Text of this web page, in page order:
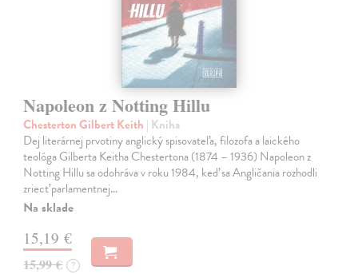
Napoleon z Notting Hillu
Chesterton Gilbert Keith | Kniha
Dej literárnej prvotiny anglický spisovateľa, filozofa a laického
teológa Gilberta Keitha Chestertona (1874 – 1936) Napoleon z
Notting Hillu sa odohráva v roku 1984, keď sa Angličania rozhodli
zriecť parlamentnej…
Na sklade
15,19 €
15,99 € ?